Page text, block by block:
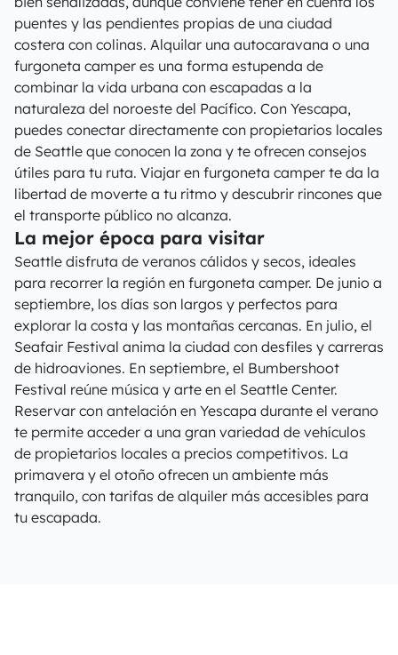
puentes y las pendientes propias de una ciudad
costera con colinas. Alquilar una autocaravana o una
furgoneta camper es una forma estupenda de
combinar la vida urbana con escapadas a la
naturaleza del noroeste del Pacífico. Con Yescapa,
puedes conectar directamente con propietarios locales
de Seattle que conocen la zona y te ofrecen consejos
útiles para tu ruta. Viajar en furgoneta camper te da la
libertad de moverte a tu ritmo y descubrir rincones que
el transporte público no alcanza.
La mejor época para visitar
Seattle disfruta de veranos cálidos y secos, ideales
para recorrer la región en furgoneta camper. De junio a
septiembre, los días son largos y perfectos para
explorar la costa y las montañas cercanas. En julio, el
Seafair Festival anima la ciudad con desfiles y carreras
de hidroaviones. En septiembre, el Bumbershoot
Festival reúne música y arte en el Seattle Center.
Reservar con antelación en Yescapa durante el verano
te permite acceder a una gran variedad de vehículos
de propietarios locales a precios competitivos. La
primavera y el otoño ofrecen un ambiente más
tranquilo, con tarifas de alquiler más accesibles para
tu escapada.